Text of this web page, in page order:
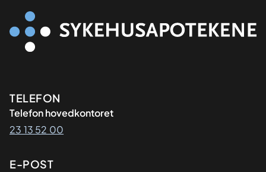
Kontaktinformasjon
TELEFON
Telefon hovedkontoret
23 13 52 00
E-POST